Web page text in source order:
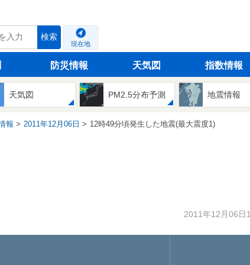
検索
現在地
防災情報 天気図 指数情報
天気図 PM2.5分布予測 地震情報
報 2011年12月06日 12時49分頃発生した地震(最大震度1)
2011年12月06日